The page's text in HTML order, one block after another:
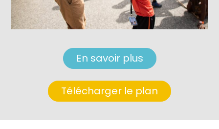
Télécharger le plan
En savoir plus